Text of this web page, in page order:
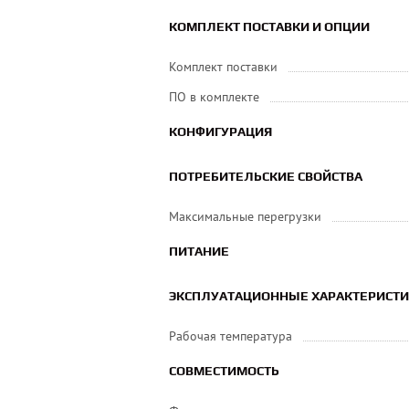
КОМПЛЕКТ ПОСТАВКИ И ОПЦИИ
Комплект поставки
ПО в комплекте
КОНФИГУРАЦИЯ
ПОТРЕБИТЕЛЬСКИЕ СВОЙСТВА
Максимальные перегрузки
ПИТАНИЕ
ЭКСПЛУАТАЦИОННЫЕ
Рабочая температура
СОВМЕСТИМОСТЬ